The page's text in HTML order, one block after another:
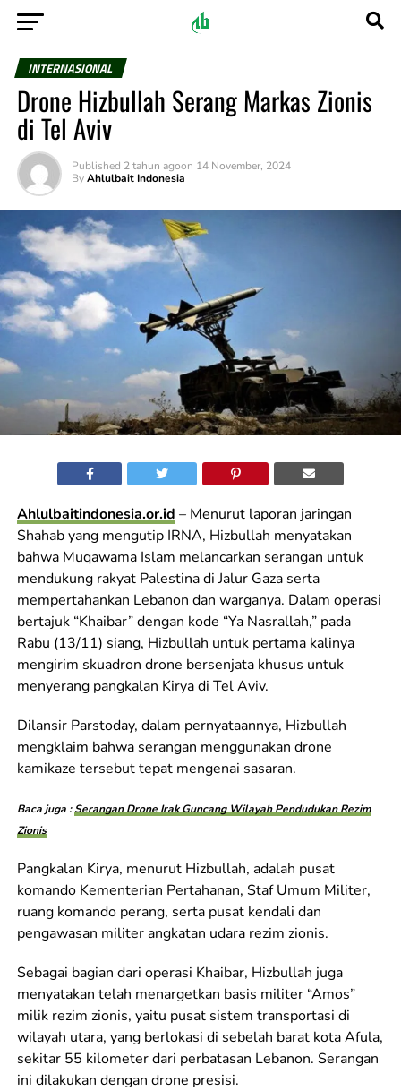
INTERNASIONAL
Drone Hizbullah Serang Markas Zionis
di Tel Aviv
Published 2 tahun agoon 14 November, 2024
By Ahlulbait Indonesia
Ahlulbaitindonesia.or.id – Menurut laporan jaringan
Shahab yang mengutip IRNA, Hizbullah menyatakan
bahwa Muqawama Islam melancarkan serangan untuk
mendukung rakyat Palestina di Jalur Gaza serta
mempertahankan Lebanon dan warganya. Dalam operasi
bertajuk “Khaibar” dengan kode “Ya Nasrallah,” pada
Rabu (13/11) siang, Hizbullah untuk pertama kalinya
mengirim skuadron drone bersenjata khusus untuk
menyerang pangkalan Kirya di Tel Aviv.
Dilansir Parstoday, dalam pernyataannya, Hizbullah
mengklaim bahwa serangan menggunakan drone
kamikaze tersebut tepat mengenai sasaran.
Baca juga :Serangan Drone Irak Guncang Wilayah Pendudukan Rezim
Zionis
Pangkalan Kirya, menurut Hizbullah, adalah pusat
komando Kementerian Pertahanan, Staf Umum Militer,
ruang komando perang, serta pusat kendali dan
pengawasan militer angkatan udara rezim zionis.
Sebagai bagian dari operasi Khaibar, Hizbullah juga
menyatakan telah menargetkan basis militer “Amos”
milik rezim zionis, yaitu pusat sistem transportasi di
wilayah utara, yang berlokasi di sebelah barat kota Afula,
sekitar 55 kilometer dari perbatasan Lebanon. Serangan
ini dilakukan dengan drone presisi.